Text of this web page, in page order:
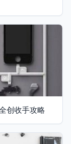
创收手攻略